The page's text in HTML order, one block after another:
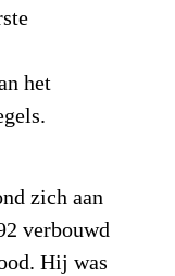
het
zich aan
verbouwd
Hij was